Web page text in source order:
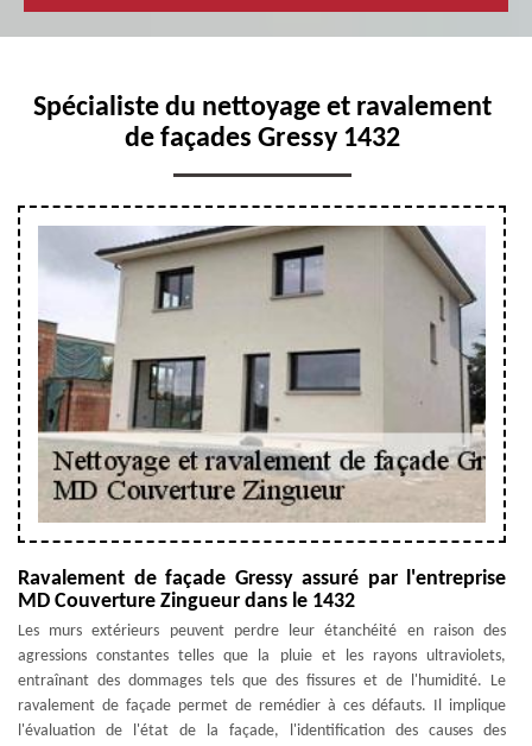
Spécialiste du nettoyage et ravalement
de façades Gressy 1432
Ravalement de façade Gressy assuré par l'entreprise
MD Couverture Zingueur dans le 1432
Les murs extérieurs peuvent perdre leur étanchéité en raison des
agressions constantes telles que la pluie et les rayons ultraviolets,
entraînant des dommages tels que des fissures et de l'humidité. Le
ravalement de façade permet de remédier à ces défauts. Il implique
l'évaluation de l'état de la façade, l'identification des causes des